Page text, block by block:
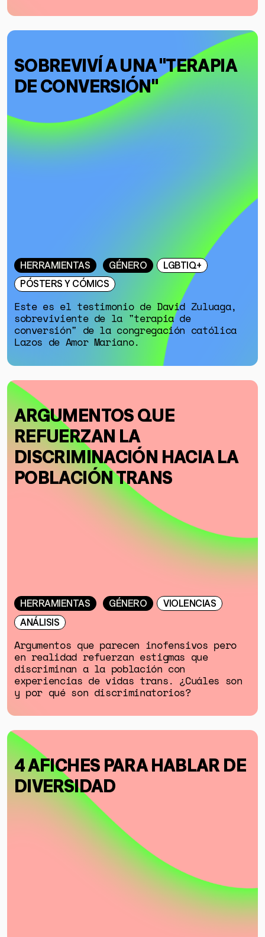
SOBREVIVÍ A UNA "TERAPIA
DE CONVERSIÓN"
HERRAMIENTAS GÉNERO
LGBTIQ+
PÓSTERS Y CÓMICS
Este es el testimonio de David Zuluaga,
sobreviviente de la "terapia de
conversión" de la congregación católica
Lazos de Amor Mariano.
ARGUMENTOS QUE
REFUERZAN LA
DISCRIMINACIÓN HACIA LA
POBLACIÓN TRANS
HERRAMIENTAS GÉNERO
VIOLENCIAS
ANÁLISIS
Argumentos que parecen inofensivos pero
en realidad refuerzan estigmas que
discriminan a la población con
experiencias de vidas trans. ¿Cuáles son
y por qué son discriminatorios?
4 AFICHES PARA HABLAR DE
DIVERSIDAD